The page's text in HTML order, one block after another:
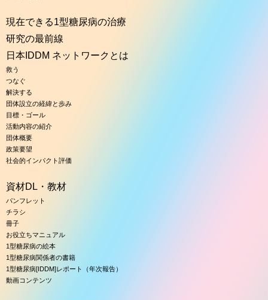
現在できる1型糖尿病の治療
研究の最前線
日本IDDM ネットワークとは
救う
つなぐ
解決する
団体設立の経緯と歩み
目標・ゴール
活動内容の紹介
団体概要
政策要望
社会的インパクト評価
資材DL・教材
パンフレット
チラシ
冊子
お役立ちマニュアル
1型糖尿病の絵本
1型糖尿病関係者の書籍
1型糖尿病[IDDM]レポート（年次報告）
動画コンテンツ